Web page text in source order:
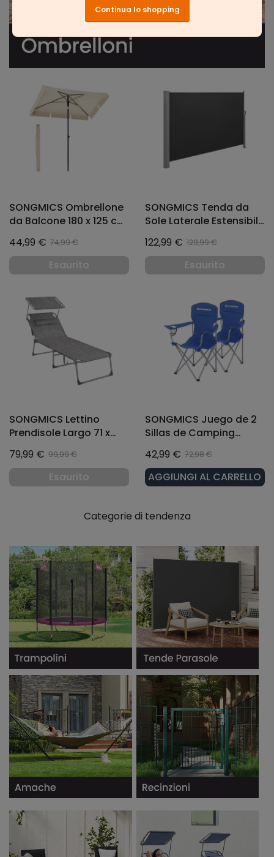
SONGMICS Ombrellone
da Balcone 180 x 125 cm
44,99 € 74,99 €
Esaurito
SONGMICS Tenda da
Sole Laterale Estensibile
x 300 cm Antracite
122,99 € 129,99 €
Esaurito
SONGMICS Lettino
Prendisole Largo 71 x
Poggiatesta Parasole
Greige
79,99 € 99,99 €
Esaurito
SONGMICS Juego de 2
Sillas de Camping
42,99 € 72,98 €
AGGIUNGI AL CARRELLO
Categorie di tendenza
Continua lo shopping